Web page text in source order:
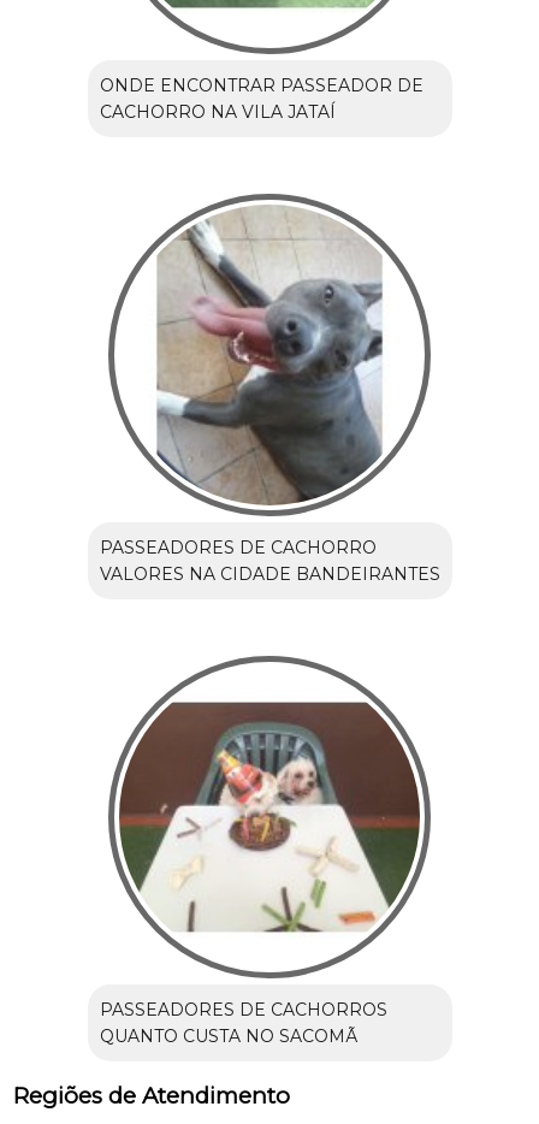
ONDE ENCONTRAR PASSEADOR DE
CACHORRO NA VILA JATAÍ
PASSEADORES DE CACHORRO
VALORES NA CIDADE BANDEIRANTES
PASSEADORES DE CACHORROS
QUANTO CUSTA NO SACOMÃ
Regiões de Atendimento